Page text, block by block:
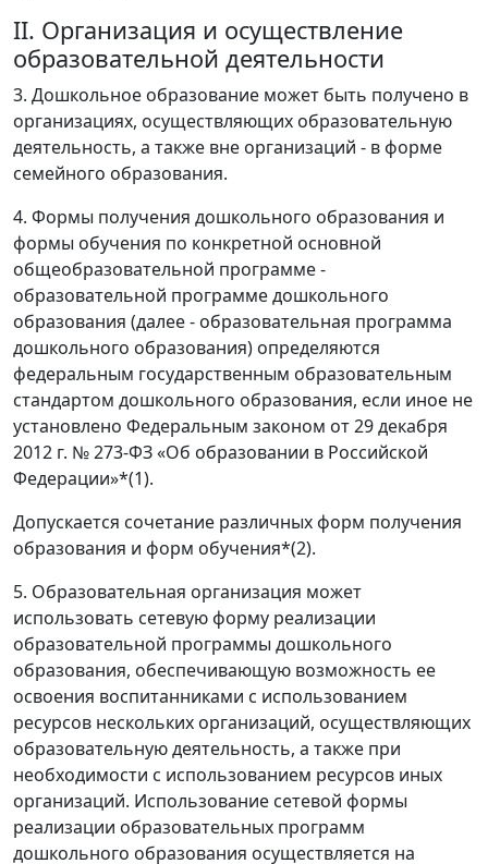
II. Организация и осуществление
образовательной деятельности
3. Дошкольное образование может быть получено в
организациях, осуществляющих образовательную
деятельность, а также вне организаций - в форме
семейного образования.
4. Формы получения дошкольного образования и
формы обучения по конкретной основной
общеобразовательной программе -
образовательной программе дошкольного
образования (далее - образовательная программа
дошкольного образования) определяются
федеральным государственным образовательным
стандартом дошкольного образования, если иное не
установлено Федеральным законом от 29 декабря
2012 г. № 273-ФЗ «Об образовании в Российской
Федерации»*(1).
Допускается сочетание различных форм получения
образования и форм обучения*(2).
5. Образовательная организация может
использовать сетевую форму реализации
образовательной программы дошкольного
образования, обеспечивающую возможность ее
освоения воспитанниками с использованием
ресурсов нескольких организаций, осуществляющих
образовательную деятельность, а также при
необходимости с использованием ресурсов иных
организаций. Использование сетевой формы
реализации образовательных программ
дошкольного образования осуществляется на